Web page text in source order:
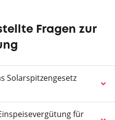
Fragen zur
Solarspitzengesetz
für